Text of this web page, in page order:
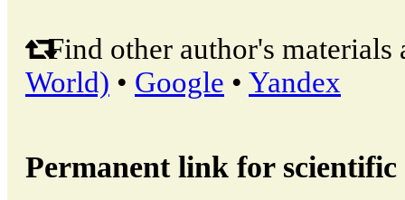
Find other author's materials
World) • Google • Yandex
Permanent link for